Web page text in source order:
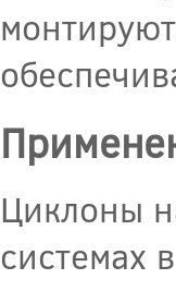
Циклоны
системах